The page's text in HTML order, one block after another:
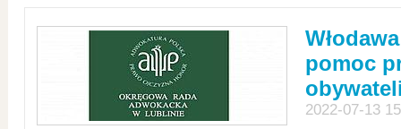
pomoc
2022-07-13